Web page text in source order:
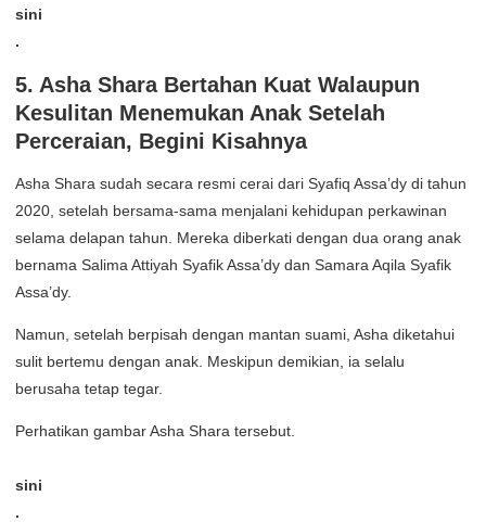
sini
.
5. Asha Shara Bertahan Kuat Walaupun
Kesulitan Menemukan Anak Setelah
Perceraian, Begini Kisahnya
Asha Shara sudah secara resmi cerai dari Syafiq Assa’dy di tahun
2020, setelah bersama-sama menjalani kehidupan perkawinan
selama delapan tahun. Mereka diberkati dengan dua orang anak
bernama Salima Attiyah Syafik Assa’dy dan Samara Aqila Syafik
Assa’dy.
Namun, setelah berpisah dengan mantan suami, Asha diketahui
sulit bertemu dengan anak. Meskipun demikian, ia selalu
berusaha tetap tegar.
Perhatikan gambar Asha Shara tersebut.
sini
.